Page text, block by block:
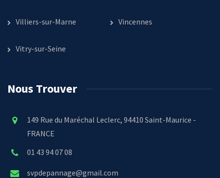
Villiers-sur-Marne Vincennes
Vitry-sur-Seine
Nous Trouver
149 Rue du Maréchal Leclerc, 94410 Saint-Maurice -
FRANCE
01 43 94 07 08
svpdepannage@gmail.com